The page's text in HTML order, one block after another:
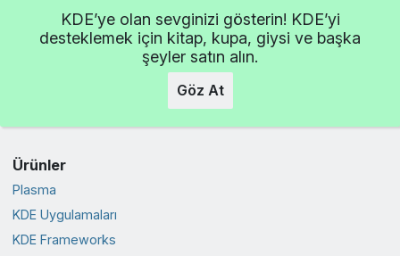
KDE’ye olan sevginizi gösterin! KDE’yi
desteklemek için kitap, kupa, giysi ve başka
şeyler satın alın.
Göz At
Ürünler
Plasma
KDE Uygulamaları
KDE Frameworks